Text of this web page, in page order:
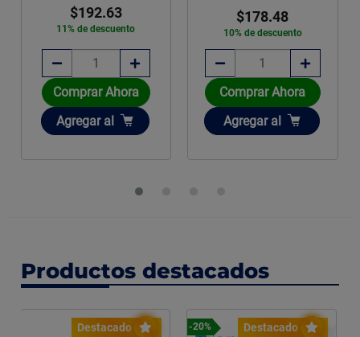
$192.63
11% de descuento
Comprar Ahora
Añadir
Agregar al
$178.48
10% de descuento
Comprar Ahora
Añadir
Agregar al
Productos destacados
Destacado Destacado
-20%